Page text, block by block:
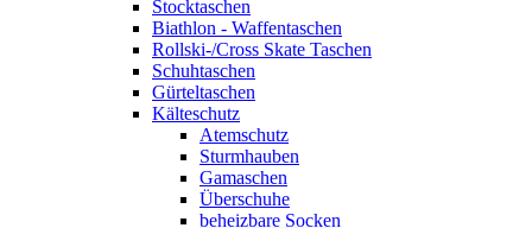
Stocktaschen
Biathlon - Waffentaschen
Rollski-/Cross Skate Taschen
Schuhtaschen
Gürteltaschen
Kälteschutz
Atemschutz
Sturmhauben
Gamaschen
Überschuhe
beheizbare Socken